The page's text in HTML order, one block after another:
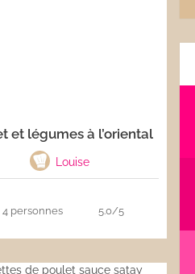
et légumes à l’oriental
Louise
4 personnes 5.0/5